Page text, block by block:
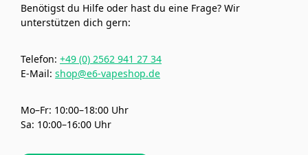
Benötigst du Hilfe oder hast du eine Frage? Wir
unterstützen dich gern:
Telefon: +49 (0) 2562 941 27 34
E-Mail: shop@e6-vapeshop.de
Mo–Fr: 10:00–18:00 Uhr
Sa: 10:00–16:00 Uhr